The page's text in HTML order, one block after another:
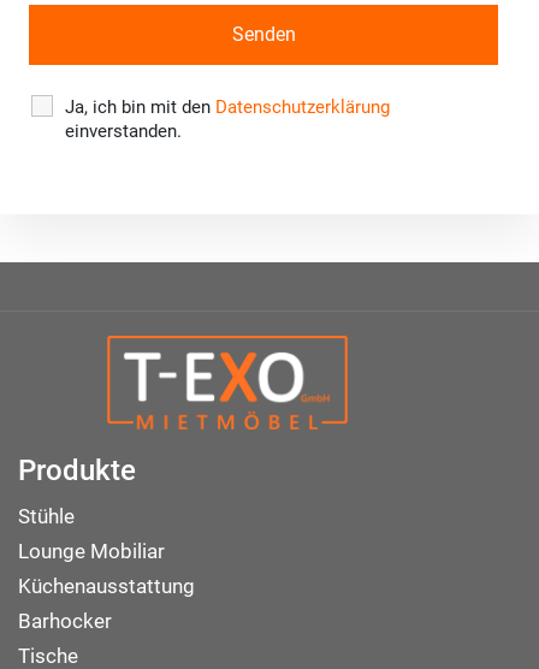
Ja, ich bin mit den Datenschutzerklärung
einverstanden.
Produkte
Stühle
Lounge Mobiliar
Küchenausstattung
Barhocker
Tische